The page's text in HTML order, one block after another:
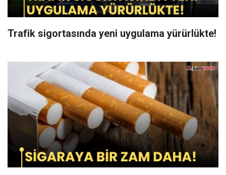
Trafik sigortasında yeni uygulama yürürlükte!